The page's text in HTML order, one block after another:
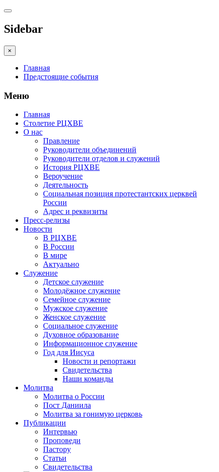
Sidebar
×
Главная
Предстоящие события
Меню
Главная
Столетие РЦХВЕ
О нас
Правление
Руководители объединений
Руководители отделов и служений
История РЦХВЕ
Вероучение
Деятельность
Социальная позиция протестантских церквей
России
Адрес и реквизиты
Пресс-релизы
Новости
В РЦХВЕ
В России
В мире
Актуально
Служение
Детское служение
Молодёжное служение
Семейное служение
Мужское служение
Женское служение
Социальное служение
Духовное образование
Информационное служение
Год для Иисуса
Новости и репортажи
Свидетельства
Наши команды
Молитва
Молитва о России
Пост Даниила
Молитва за гонимую церковь
Публикации
Интервью
Проповеди
Пастору
Статьи
Свидетельства